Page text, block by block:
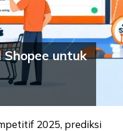
untuk
2025, prediksi